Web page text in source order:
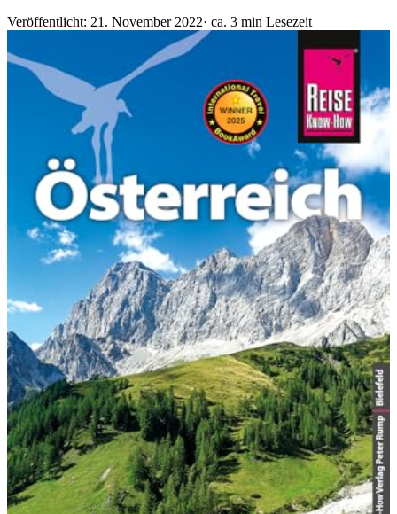
Veröffentlicht: 21. November 2022· ca. 3 min Lesezeit